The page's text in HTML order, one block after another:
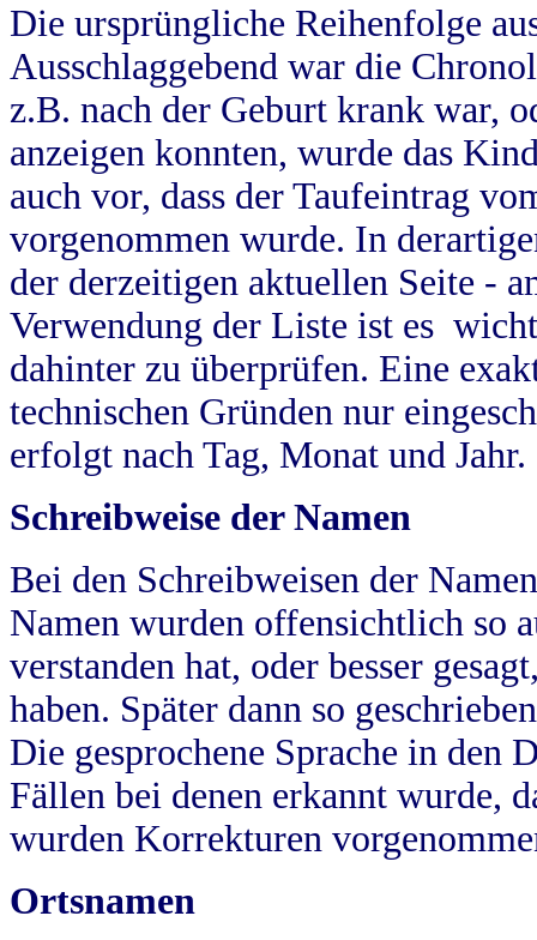
Die ursprüngliche Reihenfolge
Ausschlaggebend war die
z.B. nach der Geburt krank war,
anzeigen konnten, wurde das
auch vor, dass der Taufeintrag
vorgenommen wurde. In
der derzeitigen aktuellen Seite -
Verwendung der Liste ist es
dahinter zu überprüfen. Eine
technischen Gründen nur
erfolgt nach Tag, Monat und Jahr.
Schreibweise der Namen
Bei den Schreibweisen der
Namen wurden offensichtlich so
verstanden hat, oder besser
haben. Später dann so
Die gesprochene Sprache in
Fällen bei denen erkannt wurde,
wurden Korrekturen
Ortsnamen